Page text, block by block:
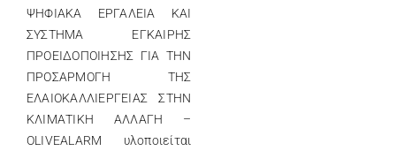
ΨΗΦΙΑΚΑ ΕΡΓΑΛΕΙΑ ΚΑΙ
ΣΥΣΤΗΜΑ ΕΓΚΑΙΡΗΣ
ΠΡΟΕΙΔΟΠΟΙΗΣΗΣ ΓΙΑ ΤΗΝ
ΠΡΟΣΑΡΜΟΓΗ ΤΗΣ
ΕΛΑΙΟΚΑΛΛΙΕΡΓΕΙΑΣ ΣΤΗΝ
ΚΛΙΜΑΤΙΚΗ ΑΛΛΑΓΗ –
OLIVEALARM υλοποιείται